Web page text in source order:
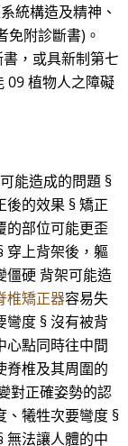
統構造及精神、
免附診斷書)。
，或具新制第七
09 植物人之障礙
能造成的問題 §
後的效果 § 矯正
的部位可能更歪
穿上背架後，軀
僵硬 背架可能造
椎矯正器容易失
彎度 § 沒有被背
心點同時往中間
脊椎及其周圍的
對正確姿勢的認
、犧牲次要彎度 §
無法讓人體的中